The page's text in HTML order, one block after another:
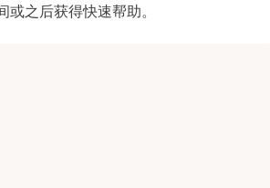
或之后获得快速帮助。